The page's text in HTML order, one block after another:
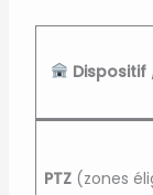
Dispositif
PTZ(zones